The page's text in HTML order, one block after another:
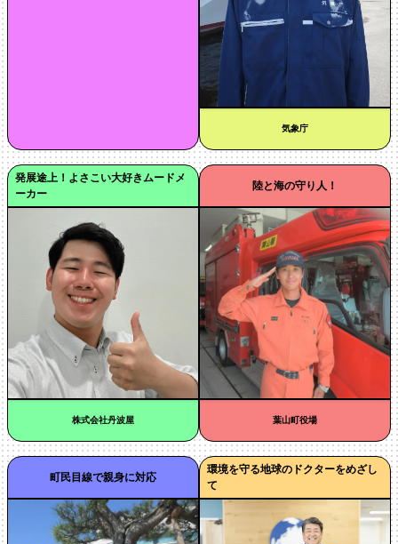
気象庁
発展途上！よさこい大好きムードメ
ーカー
株式会社丹波屋
陸と海の守り人！
葉山町役場
町民目線で親身に対応
環境を守る地球のドクターをめざし
て